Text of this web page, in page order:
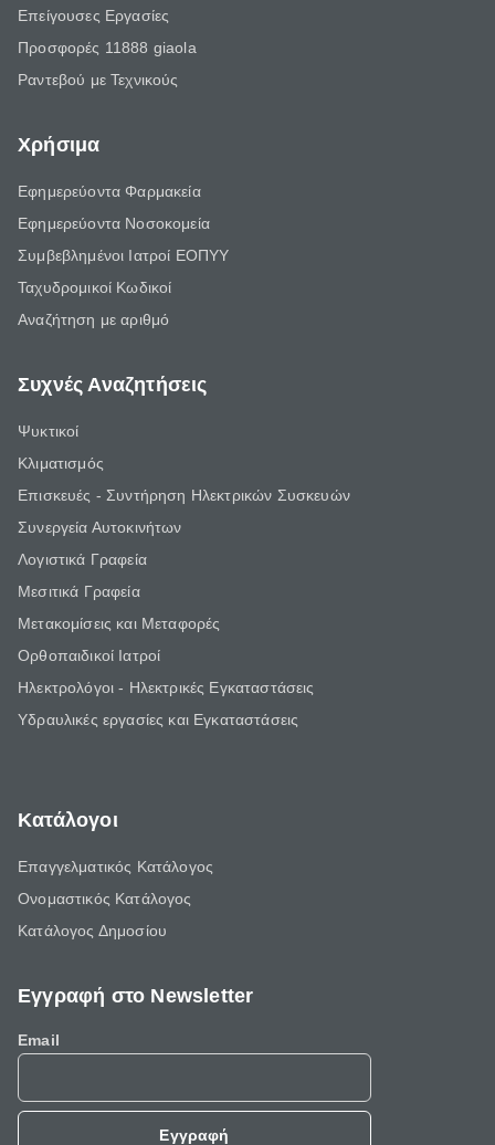
Επείγουσες Εργασίες
Προσφορές 11888 giaola
Ραντεβού με Τεχνικούς
Χρήσιμα
Εφημερεύοντα Φαρμακεία
Εφημερεύοντα Νοσοκομεία
Συμβεβλημένοι Ιατροί ΕΟΠΥΥ
Ταχυδρομικοί Κωδικοί
Αναζήτηση με αριθμό
Συχνές Αναζητήσεις
Ψυκτικοί
Κλιματισμός
Επισκευές - Συντήρηση Ηλεκτρικών Συσκευών
Συνεργεία Αυτοκινήτων
Λογιστικά Γραφεία
Μεσιτικά Γραφεία
Μετακομίσεις και Μεταφορές
Ορθοπαιδικοί Ιατροί
Ηλεκτρολόγοι - Ηλεκτρικές Εγκαταστάσεις
Υδραυλικές εργασίες και Εγκαταστάσεις
Κατάλογοι
Επαγγελματικός Κατάλογος
Ονομαστικός Κατάλογος
Κατάλογος Δημοσίου
Εγγραφή στο Newsletter
Email
Εγγραφή